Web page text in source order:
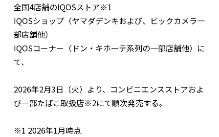
全国4店舗のIQOSストア※1
IQOSショップ（ヤマダデンキおよび、ビックカメラ一
部店舗他）
IQOSコーナー（ドン・キホーテ系列の一部店舗他）に
て、
2026年2月3日（火）より、コンビニエンスストアおよ
び一部たばこ取扱店※2にて順次発売する。
※1 2026年1月時点